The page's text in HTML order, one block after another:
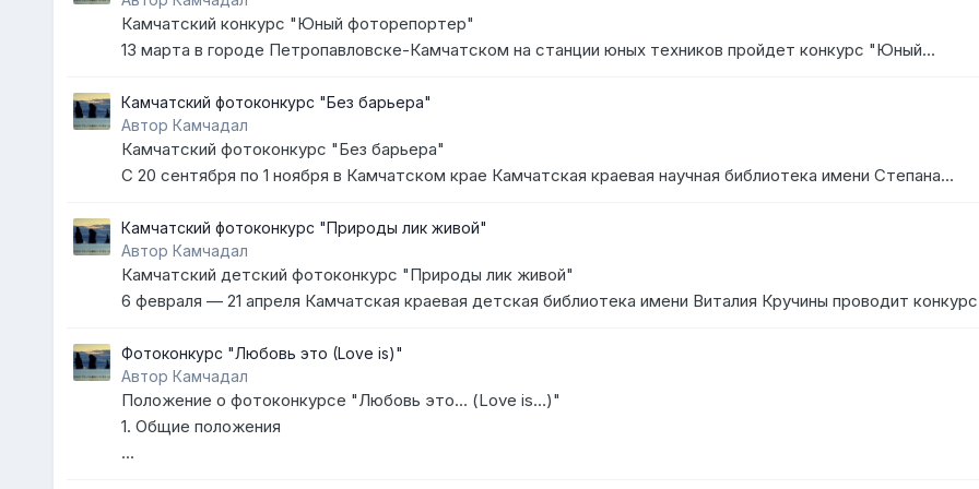
Камчатский конкурс "Юный фоторепортер"
13 марта в городе Петропавловске-Камчатском на станции юных техников пройдет конкурс "Юный...
Камчатский фотоконкурс "Без барьера"
Автор Камчадал
Камчатский фотоконкурс "Без барьера"
С 20 сентября по 1 ноября в Камчатском крае Камчатская краевая научная библиотека имени Степана...
Камчатский фотоконкурс "Природы лик живой"
Автор Камчадал
Камчатский детский фотоконкурс "Природы лик живой"
6 февраля — 21 апреля Камчатская краевая детская библиотека имени Виталия Кручины проводит
Фотоконкурс "Любовь это (Love is)"
Автор Камчадал
Положение о фотоконкурсе "Любовь это… (Love is…)"
1. Общие положения
...